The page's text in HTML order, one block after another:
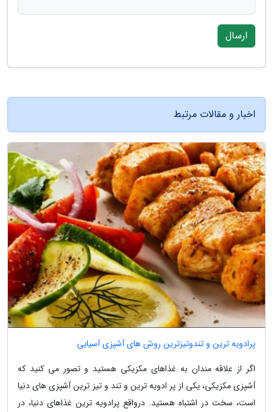
ارسال
اخبار و مقالات مرتبط
پرادویه ترین و تندوتیزترین روش های آشپزی آسیایی
اگر از علاقه مندان به غذاهای مکزیکی هستید و تصور می کنید که
آشپزی مکزیکی، یکی از پر ادویه ترین و تند و تیز ترین آشپزی های دنیا
است، سخت در اشتباه هستید. درواقع پرادویه ترین غذاهای دنیا، در